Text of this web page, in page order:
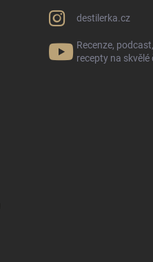
destilerka.cz
Recenze,
recepty na skvělé